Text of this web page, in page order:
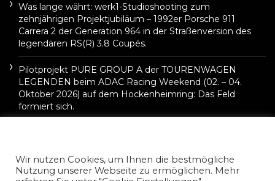
Was lange währt: werk1-Studioshooting zum
zehnjährigen Projektjubiläum – 1992er Porsche 911
Carrera 2 der Generation 964 in der Straßenversion des
legendären RS(R) 3.8 Coupés.
Pilotprojekt PURE GROUP A der TOURENWAGEN
LEGENDEN beim ADAC Racing Weekend (02. – 04.
Oktober 2026) auf dem Hockenheimring: Das Feld
formiert sich.
Wir nutzen Cookies, um Ihnen die bestmögliche
Nutzung unserer Webseite zu ermöglichen. Mehr